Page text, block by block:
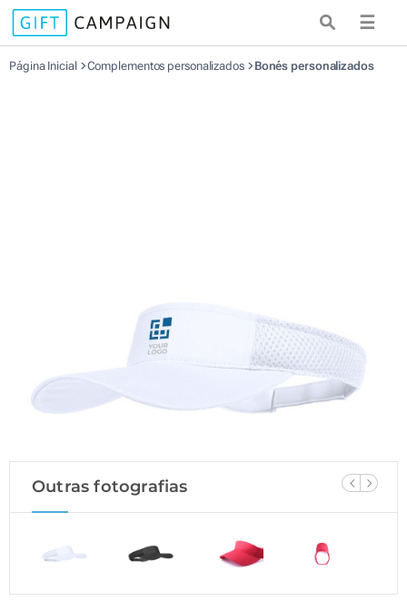
☰
Página Inicial Complementos personalizados Bonés personalizados
Outras fotografias